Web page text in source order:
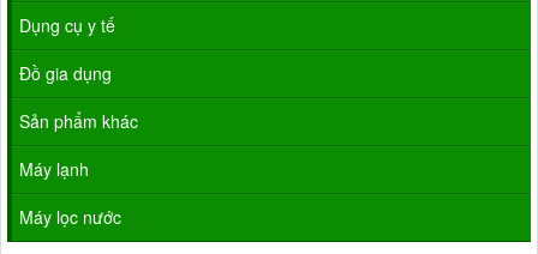
Dụng cụ y tế
Đồ gia dụng
Sản phẩm khác
Máy lạnh
Máy lọc nước